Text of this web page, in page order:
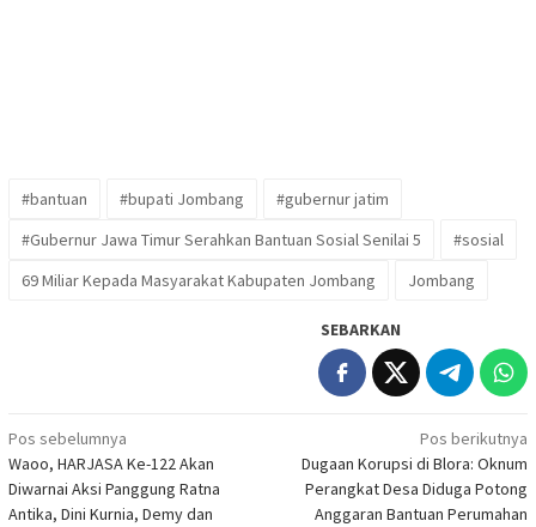
#bantuan #bupati Jombang
#gubernur jatim
#Gubernur Jawa Timur Serahkan Bantuan Sosial Senilai 5
#sosial
69 Miliar Kepada Masyarakat Kabupaten Jombang
Jombang
SEBARKAN
Navigasi
pos
Pos sebelumnya
Waoo, HARJASA Ke-122 Akan
Diwarnai Aksi Panggung Ratna
Antika, Dini Kurnia, Demy dan
Pos berikutnya
Dugaan Korupsi di Blora: Oknum
Perangkat Desa Diduga Potong
Anggaran Bantuan Perumahan